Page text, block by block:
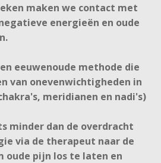
maken we contact met
energieën en oude
eeuwenoude methode die
van onevenwichtigheden in
meridianen en nadi's)
minder dan de overdracht
via de therapeut naar de
oude pijn los te laten en